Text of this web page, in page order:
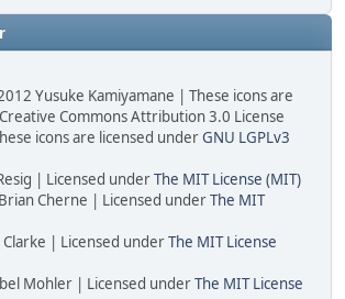
Yusuke Kamiyamane | These icons are
Commons Attribution 3.0 License
icons are licensed underGNU LGPLv3
| Licensed underThe MIT License (MIT)
Cherne | Licensed underThe MIT
Clarke | Licensed underThe MIT License
Mohler | Licensed underThe MIT License